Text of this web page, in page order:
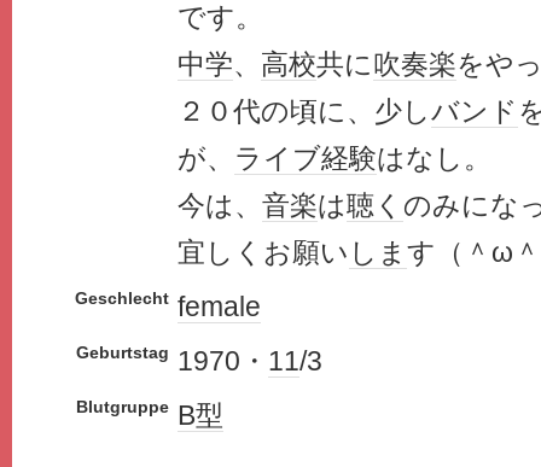
です。
中学、 高校共に吹奏楽をや
２０代の頃に、少しバンド
が、 ライブ経験はなし。
今は、 音楽は聴く のみにな
宜しくお願い しま す（＾ω
Geschlecht female
Geburtstag 1970・ 11/3
Blutgruppe B型